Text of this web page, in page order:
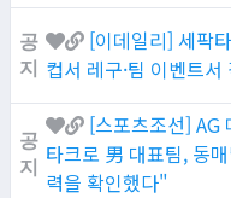
공
지
[이데일리] 세팍
컵서 레구·팀 이벤트
공
지
[스포츠조선]
타크로 男 대표팀, 동
력을 확인했다"